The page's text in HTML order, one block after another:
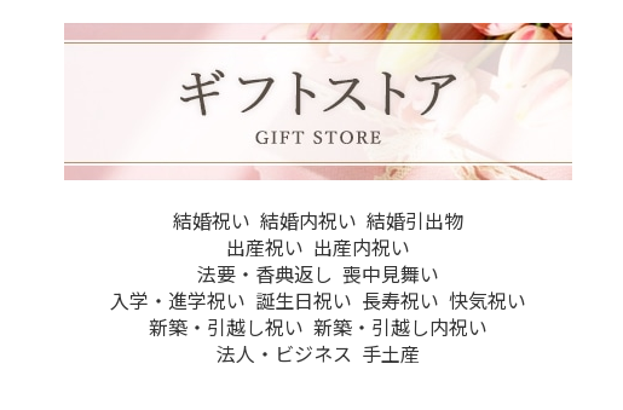
結婚祝い 結婚内祝い 結婚引出物
出産祝い 出産内祝い
法要・香典返し 喪中見舞い
入学・進学祝い 誕生日祝い 長寿祝い 快気祝い
新築・引越し祝い 新築・引越し内祝い
法人・ビジネス 手土産